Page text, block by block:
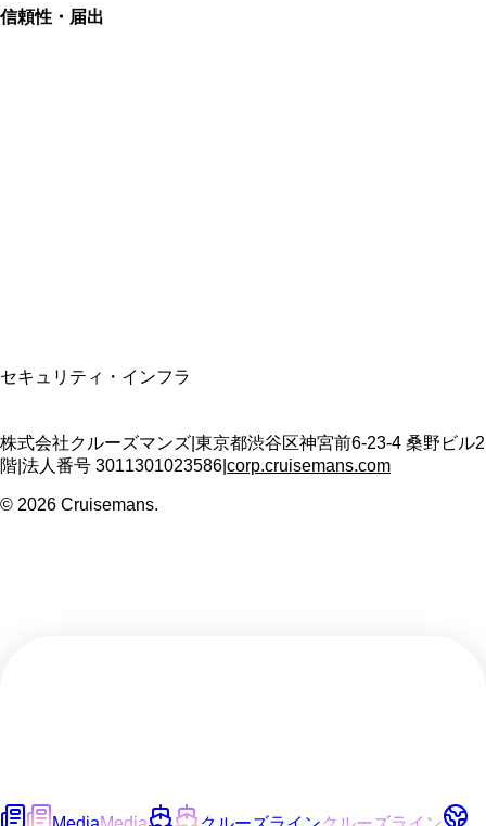
信頼性・届出
セキュリティ・インフラ
株式会社クルーズマンズ 東京都渋谷区神宮前6-23-4 桑野ビル2
階 法人番号 3011301023586 corp.cruisemans.com
© 2026 Cruisemans.